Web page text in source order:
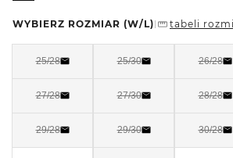
WYBIERZ ROZMIAR (W/L) tabeli
25/28 25/30 26/28
27/28 27/30 28/28
29/28 29/30 30/28